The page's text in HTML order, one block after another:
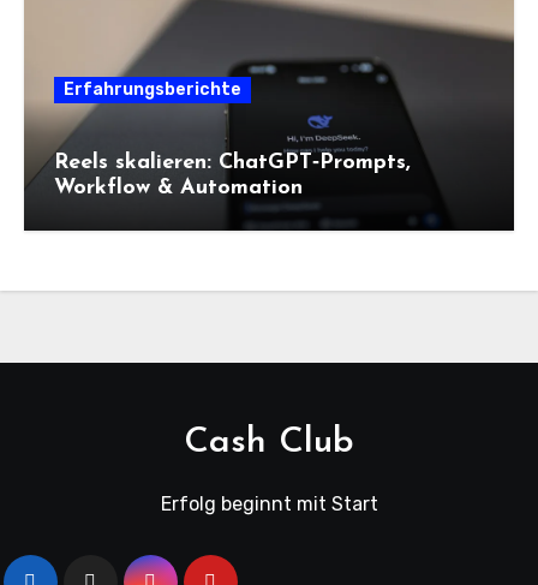
Erfahrungsberichte
Reels skalieren: ChatGPT‑Prompts,
Workflow & Automation
Cash Club
Erfolg beginnt mit Start